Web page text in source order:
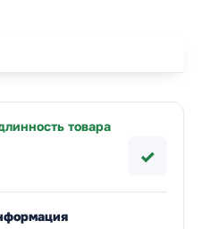
товара
✓